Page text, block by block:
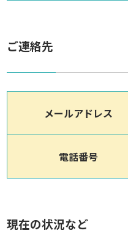
ご連絡先
メールアドレス
電話番号
現在の状況など